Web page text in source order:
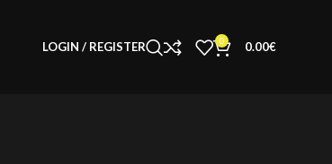
LOGIN / REGISTER 0 0.00€